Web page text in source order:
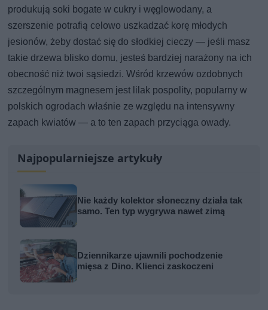
produkują soki bogate w cukry i węglowodany, a
szerszenie potrafią celowo uszkadzać korę młodych
jesionów, żeby dostać się do słodkiej cieczy — jeśli masz
takie drzewa blisko domu, jesteś bardziej narażony na ich
obecność niż twoi sąsiedzi. Wśród krzewów ozdobnych
szczególnym magnesem jest lilak pospolity, popularny w
polskich ogrodach właśnie ze względu na intensywny
zapach kwiatów — a to ten zapach przyciąga owady.
Najpopularniejsze artykuły
Nie każdy kolektor słoneczny działa tak
samo. Ten typ wygrywa nawet zimą
Dziennikarze ujawnili pochodzenie
mięsa z Dino. Klienci zaskoczeni